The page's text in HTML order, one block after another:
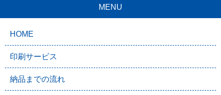
MENU
HOME
印刷サービス
納品までの流れ